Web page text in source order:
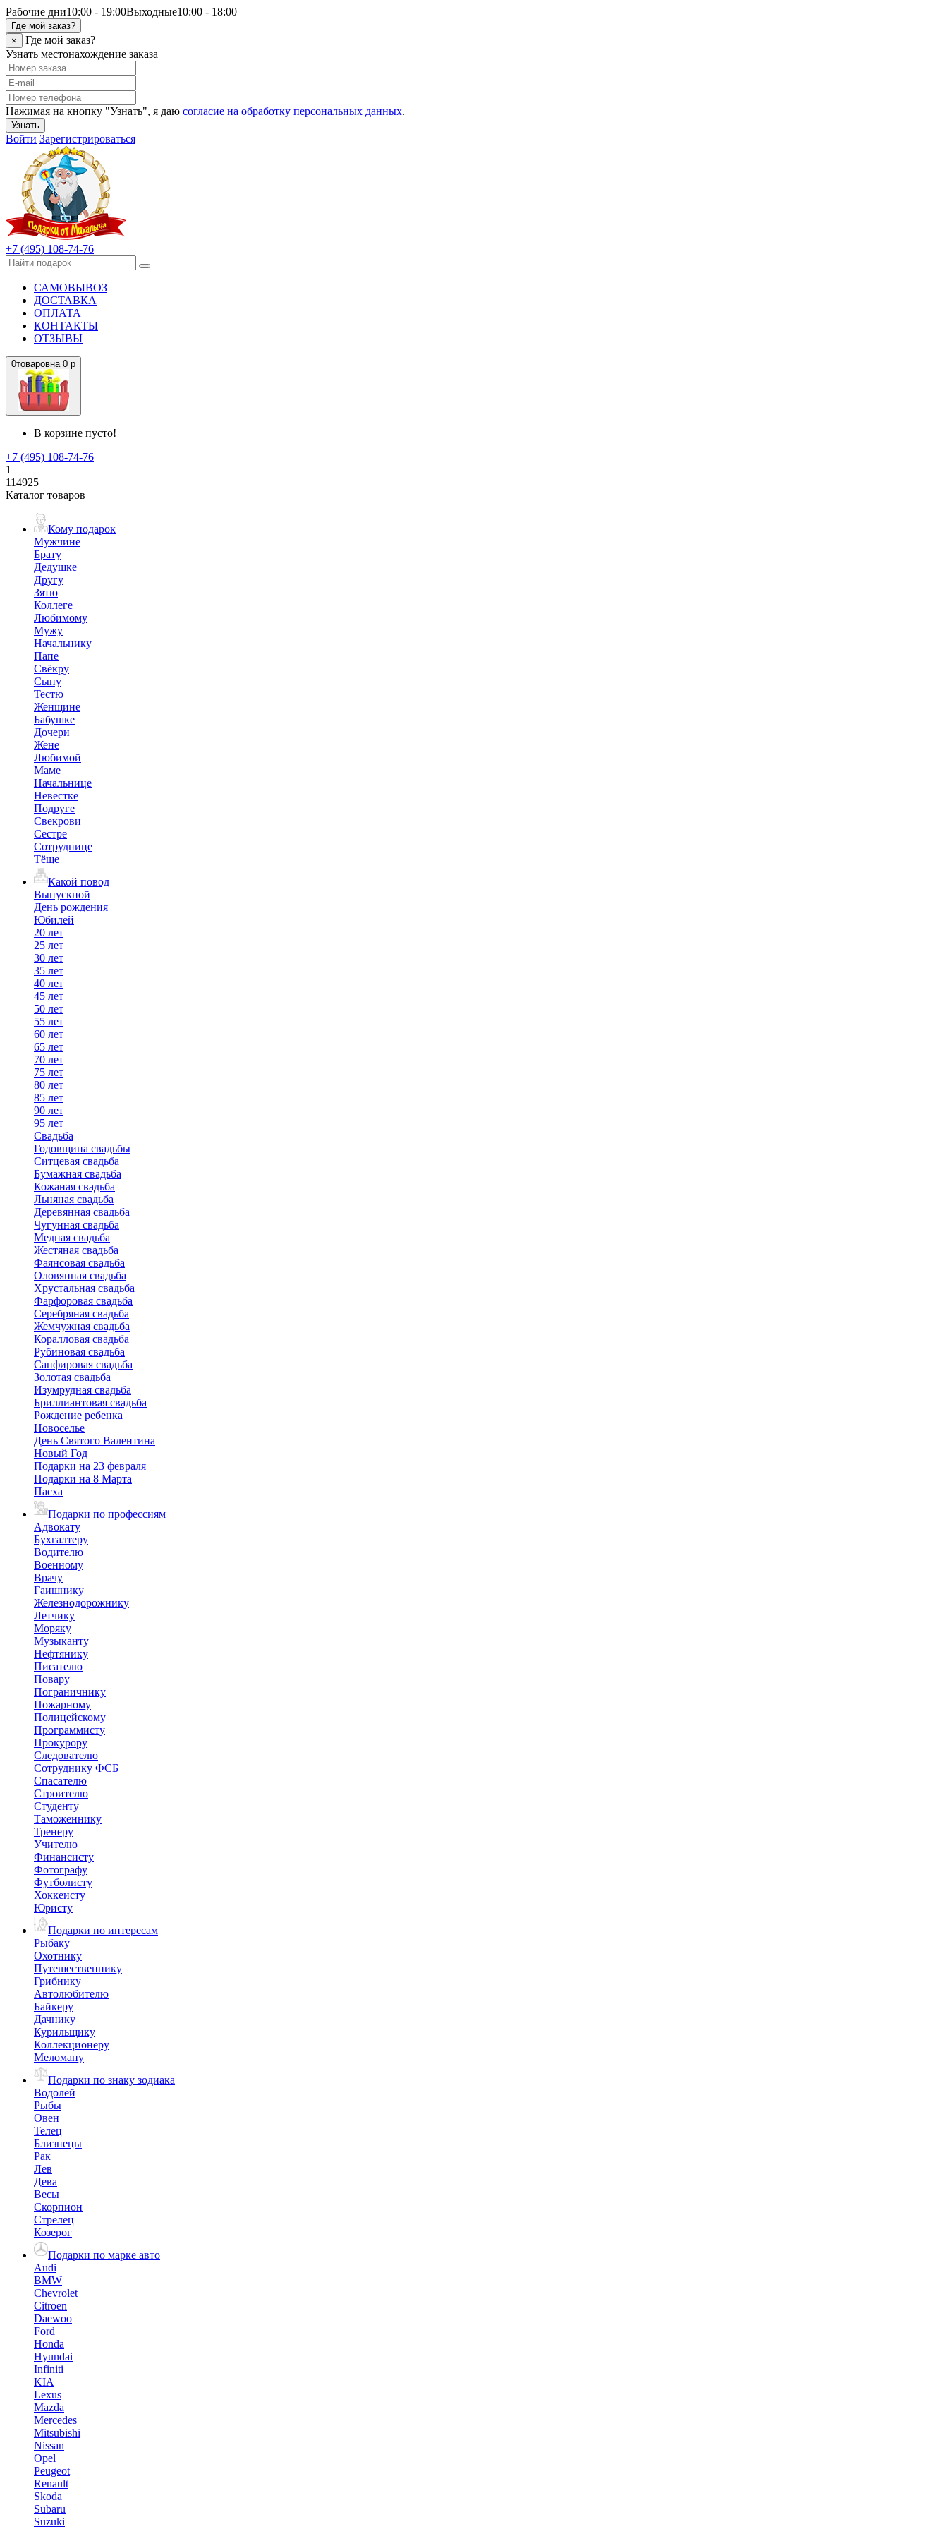
Рабочие дни10:00 - 19:00Выходные10:00 - 18:00
Где мой заказ?
×
Где мой заказ?
Узнать местонахождение заказа
Нажимая на кнопку "Узнать", я даю согласие на обработку персональных данных.
Узнать
Войти Зарегистрироваться
+7 (495) 108-74-76
САМОВЫВОЗ
ДОСТАВКА
ОПЛАТА
КОНТАКТЫ
ОТЗЫВЫ
0товаровна 0 р
В корзине пусто!
+7 (495) 108-74-76
1
114925
Каталог товаров
Кому подарок
Мужчине
Брату
Дедушке
Другу
Зятю
Коллеге
Любимому
Мужу
Начальнику
Папе
Свёкру
Сыну
Тестю
Женщине
Бабушке
Дочери
Жене
Любимой
Маме
Начальнице
Невестке
Подруге
Свекрови
Сестре
Сотруднице
Тёще
Какой повод
Выпускной
День рождения
Юбилей
20 лет
25 лет
30 лет
35 лет
40 лет
45 лет
50 лет
55 лет
60 лет
65 лет
70 лет
75 лет
80 лет
85 лет
90 лет
95 лет
Свадьба
Годовщина свадьбы
Ситцевая свадьба
Бумажная свадьба
Кожаная свадьба
Льняная свадьба
Деревянная свадьба
Чугунная свадьба
Медная свадьба
Жестяная свадьба
Фаянсовая свадьба
Оловянная свадьба
Хрустальная свадьба
Фарфоровая свадьба
Серебряная свадьба
Жемчужная свадьба
Коралловая свадьба
Рубиновая свадьба
Сапфировая свадьба
Золотая свадьба
Изумрудная свадьба
Бриллиантовая свадьба
Рождение ребенка
Новоселье
День Святого Валентина
Новый Год
Подарки на 23 февраля
Подарки на 8 Марта
Пасха
Подарки по профессиям
Адвокату
Бухгалтеру
Водителю
Военному
Врачу
Гаишнику
Железнодорожнику
Летчику
Моряку
Музыканту
Нефтянику
Писателю
Повару
Пограничнику
Пожарному
Полицейскому
Программисту
Прокурору
Следователю
Сотруднику ФСБ
Спасателю
Строителю
Студенту
Таможеннику
Тренеру
Учителю
Финансисту
Фотографу
Футболисту
Хоккеисту
Юристу
Подарки по интересам
Рыбаку
Охотнику
Путешественнику
Грибнику
Автолюбителю
Байкеру
Дачнику
Курильщику
Коллекционеру
Меломану
Подарки по знаку зодиака
Водолей
Рыбы
Овен
Телец
Близнецы
Рак
Лев
Дева
Весы
Скорпион
Стрелец
Козерог
Подарки по марке авто
Audi
BMW
Chevrolet
Citroen
Daewoo
Ford
Honda
Hyundai
Infiniti
KIA
Lexus
Mazda
Mercedes
Mitsubishi
Nissan
Opel
Peugeot
Renault
Skoda
Subaru
Suzuki